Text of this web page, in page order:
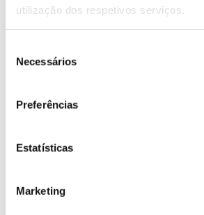
utilização dos respetivos serviços.
Necessários
Preferências
Estatísticas
Marketing
marítimas, especiarias exóticas e
intensas. Mas de onde vêm estes